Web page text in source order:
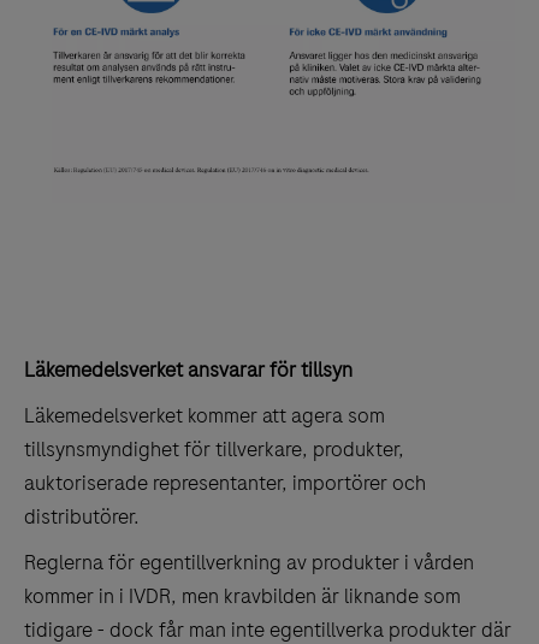
Läkemedelsverket ansvarar för tillsyn
Läkemedelsverket kommer att agera som
tillsynsmyndighet för tillverkare, produkter,
auktoriserade representanter, importörer och
distributörer.
Reglerna för egentillverkning av produkter i vården
kommer in i IVDR, men kravbilden är liknande som
tidigare - dock får man inte egentillverka produkter där